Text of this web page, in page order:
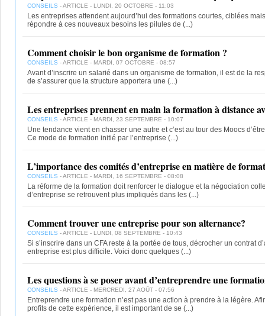
CONSEILS - ARTICLE - LUNDI, 20 OCTOBRE - 11:03
Les entreprises attendent aujourd’hui des formations courtes, ciblées
répondre à ces nouveaux besoins les pilules de (...)
Comment choisir le bon organisme de formation ?
CONSEILS - ARTICLE - MARDI, 07 OCTOBRE - 08:57
Avant d’inscrire un salarié dans un organisme de formation, il est de la
de s’assurer que la structure apportera une (...)
Les entreprises prennent en main la formation à distance
CONSEILS - ARTICLE - MARDI, 23 SEPTEMBRE - 10:07
Une tendance vient en chasser une autre et c’est au tour des Moocs
Ce mode de formation initié par l’entreprise (...)
L’importance des comités d’entreprise en matière de
CONSEILS - ARTICLE - MARDI, 16 SEPTEMBRE - 08:08
La réforme de la formation doit renforcer le dialogue et la négociation
d’entreprise se retrouvent plus impliqués dans les (...)
Comment trouver une entreprise pour son alternance?
CONSEILS - ARTICLE - LUNDI, 08 SEPTEMBRE - 10:43
Si s’inscrire dans un CFA reste à la portée de tous, décrocher un contrat
entreprise est plus difficile. Voici donc quelques (...)
Les questions à se poser avant d’entreprendre une
CONSEILS - ARTICLE - MERCREDI, 27 AOÛT - 07:56
Entreprendre une formation n’est pas une action à prendre à la légère.
profits de cette expérience, il est important de se (...)